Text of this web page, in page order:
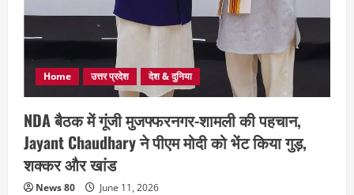
Home उत्तर प्रदेश देश & दुनिया
NDA बैठक में गूंजी मुजफ्फरनगर-शामली की पहचान,
Jayant Chaudhary ने पीएम मोदी को भेंट किया गुड़,
शक्कर और खांड
News 80 June 11, 2026